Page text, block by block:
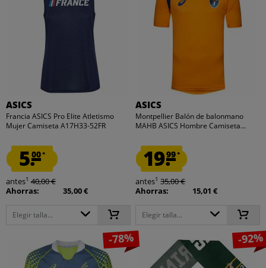
ASICS
Francia ASICS Pro Elite Atletismo
Mujer Camiseta A17H33-52FR
5.00*
antes1 40,00 €
Ahorras:
35,00 €
Elegir talla...
ASICS
Montpellier Balón de balonmano
MAHB ASICS Hombre Camiseta...
19.99*
antes1 35,00 €
Ahorras:
15,01 €
Elegir talla...
-78% -92%